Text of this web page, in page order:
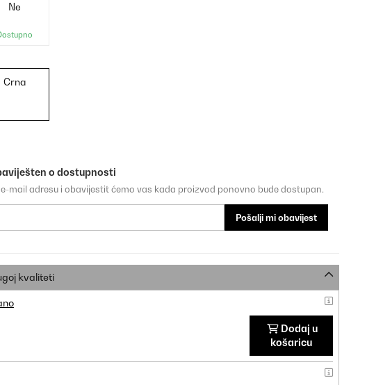
Ne
Crna
o dostupnosti
mail adresu i obavijestit ćemo vas kada proizvod ponovno bude dostupan.
Pošalji mi obavijest
kvaliteti
Dodaj u
košaricu